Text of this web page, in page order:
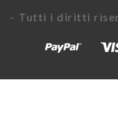
- Tutti i diritti